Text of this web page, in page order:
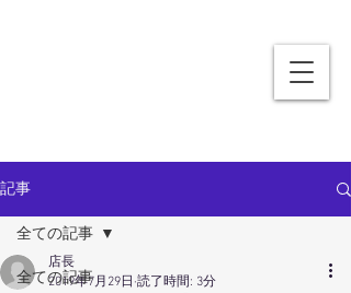
記事
全ての記事
全ての記事
店長
2019年7月29日 読了時間: 3分